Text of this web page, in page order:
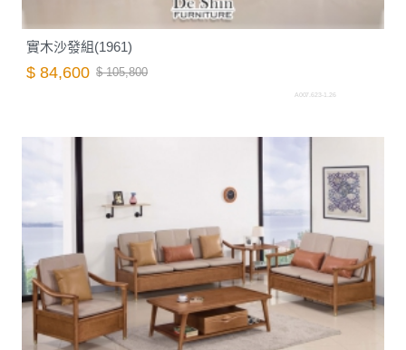
實木沙發組(1961)
$ 84,600 $ 105,800
A007.623-1.26